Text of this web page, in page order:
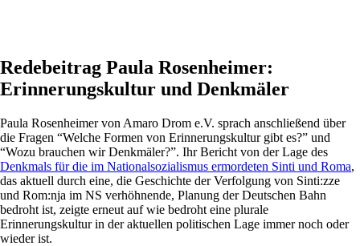
Redebeitrag Paula Rosenheimer:
Erinnerungskultur und Denkmäler
Paula Rosenheimer von Amaro Drom e.V. sprach anschließend über
die Fragen “Welche Formen von Erinnerungskultur gibt es?” und
“Wozu brauchen wir Denkmäler?”. Ihr Bericht von der Lage des
Denkmals für die im Nationalsozialismus ermordeten Sinti und Roma,
das aktuell durch eine, die Geschichte der Verfolgung von Sinti:zze
und Rom:nja im NS verhöhnende, Planung der Deutschen Bahn
bedroht ist, zeigte erneut auf wie bedroht eine plurale
Erinnerungskultur in der aktuellen politischen Lage immer noch oder
wieder ist.